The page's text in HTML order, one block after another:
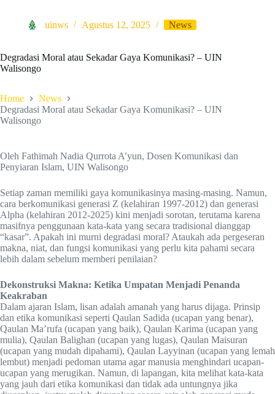
uinws Agustus 12, 2025 News
Degradasi Moral atau Sekadar Gaya Komunikasi? – UIN
Walisongo
Home
News
Degradasi Moral atau Sekadar Gaya Komunikasi? – UIN
Walisongo
Oleh Fathimah Nadia Qurrota A’yun, Dosen Komunikasi dan
Penyiaran Islam, UIN Walisongo
Setiap zaman memiliki gaya komunikasinya masing-masing. Namun,
cara berkomunikasi generasi Z (kelahiran 1997-2012) dan generasi
Alpha (kelahiran 2012-2025) kini menjadi sorotan, terutama karena
masifnya penggunaan kata-kata yang secara tradisional dianggap
“kasar”. Apakah ini murni degradasi moral? Ataukah ada pergeseran
makna, niat, dan fungsi komunikasi yang perlu kita pahami secara
lebih dalam sebelum memberi penilaian?
Dekonstruksi Makna: Ketika Umpatan Menjadi Penanda
Keakraban
Dalam ajaran Islam, lisan adalah amanah yang harus dijaga. Prinsip
dan etika komunikasi seperti Qaulan Sadida (ucapan yang benar),
Qaulan Ma’rufa (ucapan yang baik), Qaulan Karima (ucapan yang
mulia), Qaulan Balighan (ucapan yang lugas), Qaulan Maisuran
(ucapan yang mudah dipahami), Qaulan Layyinan (ucapan yang lemah
lembut) menjadi pedoman utama agar manusia menghindari ucapan-
ucapan yang merugikan. Namun, di lapangan, kita melihat kata-kata
yang jauh dari etika komunikasi dan tidak ada untungnya jika